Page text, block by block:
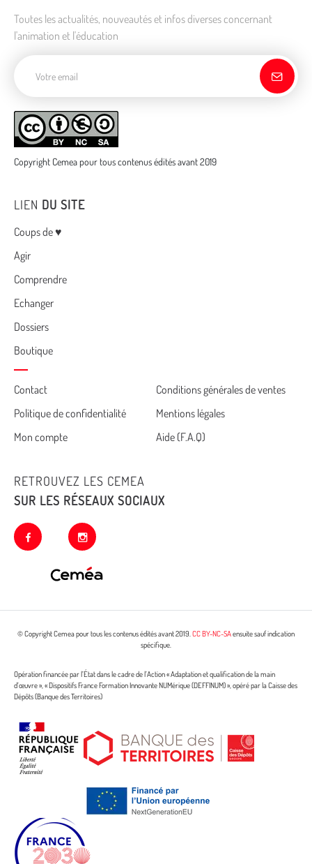
Toutes les actualités, nouveautés et infos diverses concernant
l'animation et l'éducation
Copyright Cemea pour tous contenus édités avant 2019
LIEN DU SITE
Menu
Coups de ♥
Agir
Comprendre
Echanger
Dossiers
Boutique
Cemea
footer
Contact
Conditions générales de ventes
Politique de confidentialité
Mentions légales
Mon compte
Aide (F.A.Q)
RETROUVEZ LES CEMEA
SUR LES RÉSEAUX SOCIAUX
facebook instagram
© Copyright Cemea pour tous les contenus édités avant 2019.CC BY-NC-SAensuite sauf indication
spécifique.
Opération financée par l’État dans le cadre de l’Action « Adaptation et qualification de la main
d’œuvre », « Dispositifs France Formation Innovante NUMérique (DEFFINUM) », opéré par la Caisse des
Dépôts (Banque des Territoires)